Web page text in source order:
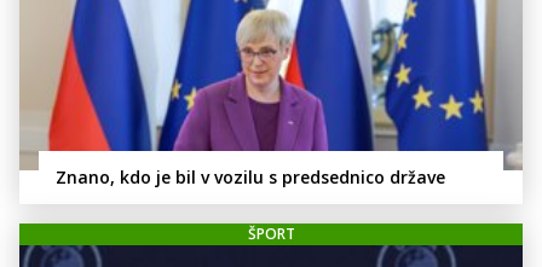
Znano, kdo je bil v vozilu s predsednico države
ŠPORT